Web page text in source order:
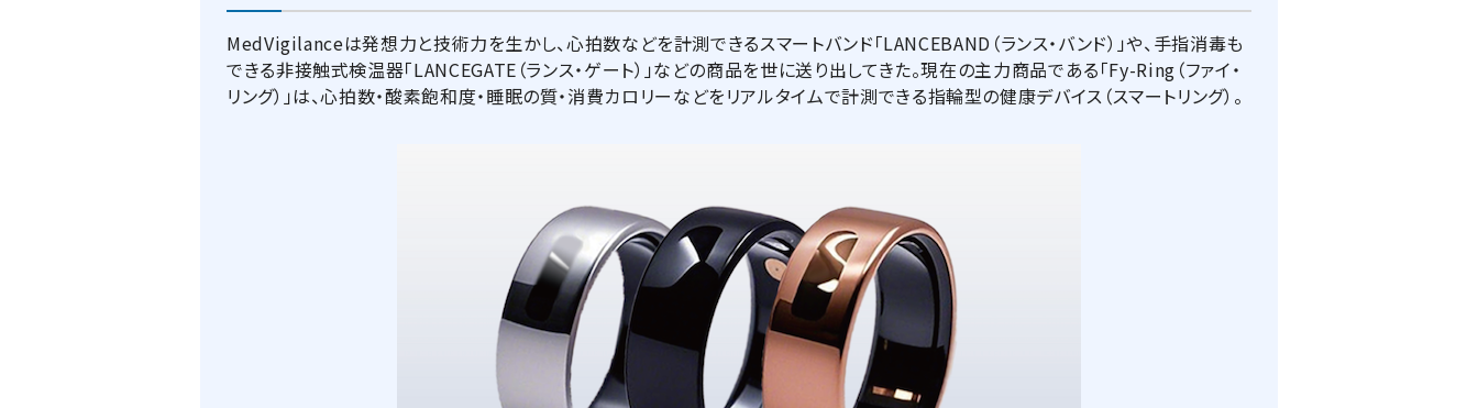
MedVigilanceは発想力と技術力を生かし、心拍数などを計測できるスマートバンド「LANCEBAND（ランス・バンド）」や、手指消毒も
できる非接触式検温器「LANCEGATE（ランス・ゲート）」などの商品を世に送り出してきた。現在の主力商品である「Fy-Ring（ファイ・
リング）」は、心拍数・酸素飽和度・睡眠の質・消費カロリーなどをリアルタイムで計測できる指輪型の健康デバイス（スマートリング）。